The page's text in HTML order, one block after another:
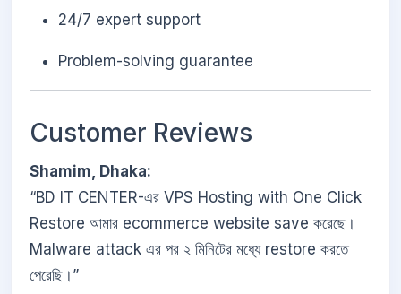
24/7 expert support
Problem-solving guarantee
Customer Reviews
Shamim, Dhaka:
“BD IT CENTER-এর VPS Hosting with One Click
Restore আমার ecommerce website save করেছে।
Malware attack এর পর ২ মিনিটের মধ্যে restore করতে
পেরেছি।”